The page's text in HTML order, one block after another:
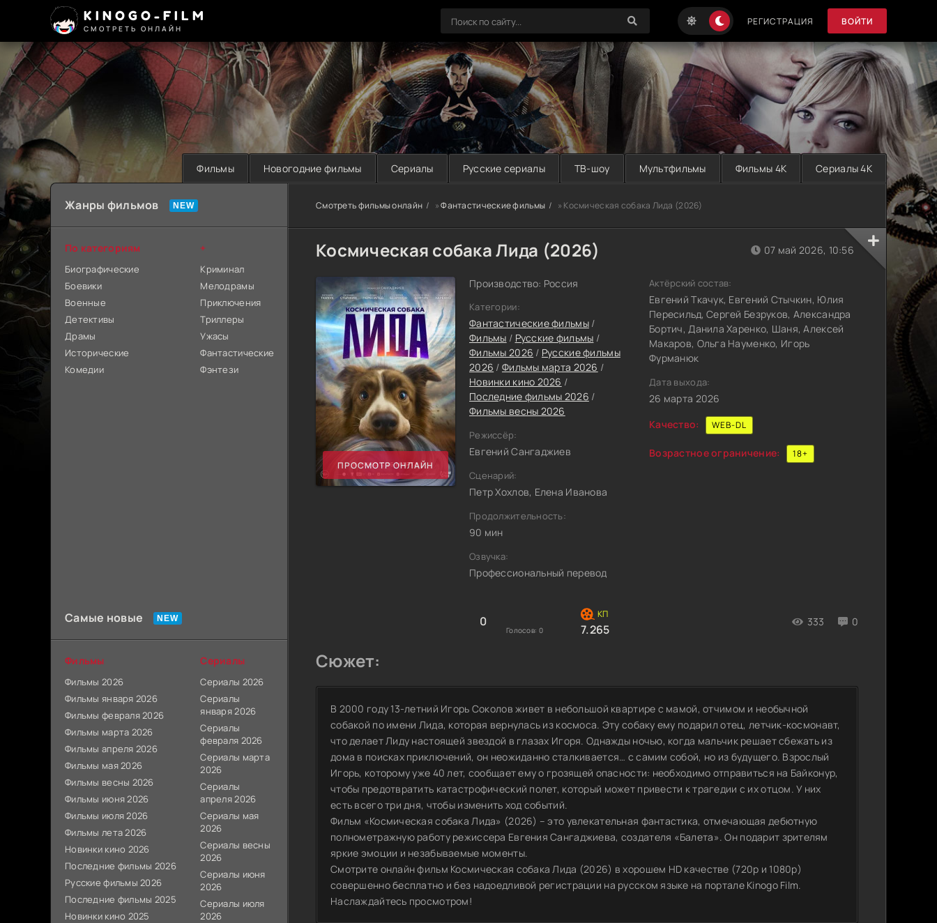
KINOGO-FILM
СМОТРЕТЬ ОНЛАЙН
РЕГИСТРАЦИЯ ВОЙТИ
Фильмы Новогодние фильмы Сериалы Русские сериалы ТВ-шоу Мультфильмы Фильмы 4K Сериалы 4K
Смотреть фильмы онлайн »Фантастические фильмы » Космическая собака Лида (2026)
Космическая собака Лида (2026)
ПРОСМОТР ОНЛАЙН
Производство: Россия
Категории:
Фантастические фильмы/
Фильмы / Русские фильмы /
Фильмы 2026 / Русские фильмы
2026 / Фильмы марта 2026 /
Новинки кино 2026 /
Последние фильмы 2026 /
Фильмы весны 2026
Режиссёр:
Евгений Сангаджиев
Сценарий:
Петр Хохлов, Елена Иванова
Продолжительность:
90 мин
Озвучка:
Профессиональный перевод
0
Голосов: 0 7.265
333 0
07 май 2026, 10:56
Актёрский состав:
Евгений Ткачук, Евгений Стычкин, Юлия
Пересильд, Сергей Безруков, Александра
Бортич, Данила Харенко, Шаня, Алексей
Макаров, Ольга Науменко, Игорь
Фурманюк
Дата выхода:
26 марта 2026
Качество:
WEB-DL
Возрастное ограничение: 18+
Сюжет:
В 2000 году 13-летний Игорь Соколов живет в небольшой квартире с мамой, отчимом и необычной
собакой по имени Лида, которая вернулась из космоса. Эту собаку ему подарил отец, летчик-космонавт,
что делает Лиду настоящей звездой в глазах Игоря. Однажды ночью, когда мальчик решает сбежать из
дома в поисках приключений, он неожиданно сталкивается… с самим собой, но из будущего. Взрослый
Игорь, которому уже 40 лет, сообщает ему о грозящей опасности: необходимо отправиться на Байконур,
чтобы предотвратить катастрофический полет, который может привести к трагедии с их отцом. У них
есть всего три дня, чтобы изменить ход событий.
Фильм «Космическая собака Лида» (2026) – это увлекательная фантастика, отмечающая дебютную
полнометражную работу режиссера Евгения Сангаджиева, создателя «Балета». Он подарит зрителям
яркие эмоции и незабываемые моменты.
Смотрите онлайн фильм Космическая собака Лида (2026) в хорошем HD качестве (720p и 1080p)
совершенно бесплатно и без надоедливой регистрации на русском языке на портале Kinogo Film.
Наслаждайтесь просмотром!
Жанры фильмов
По категориям
Биографические
Боевики
Военные
Детективы
Драмы
Исторические
Комедии
+
Криминал
Мелодрамы
Приключения
Триллеры
Ужасы
Фантастические
Фэнтези
Самые новые
Фильмы
Фильмы 2026
Фильмы января 2026
Фильмы февраля 2026
Фильмы марта 2026
Фильмы апреля 2026
Фильмы мая 2026
Фильмы весны 2026
Фильмы июня 2026
Фильмы июля 2026
Фильмы лета 2026
Новинки кино 2026
Последние фильмы 2026
Русские фильмы 2026
Последние фильмы 2025
Новинки кино 2025
Сериалы
Сериалы 2026
Сериалы
января 2026
Сериалы
февраля 2026
Сериалы марта
2026
Сериалы
апреля 2026
Сериалы мая
2026
Сериалы весны
2026
Сериалы июня
2026
Сериалы июля
2026